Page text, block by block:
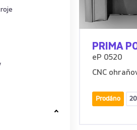
PRIMA
eP 0520
CNC
Prodáno